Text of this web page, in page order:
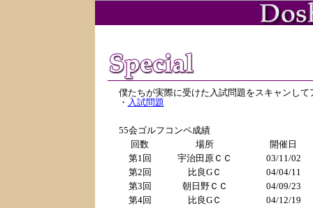
僕たちが実際に受けた入試問題をスキャンし
・ 入試問題
55会ゴルフコンペ成績
回数
場所
開催日
第1回
宇治田原ＣＣ
03/11/02
第2回
比良GＣ
04/04/11
第3回
朝日野ＣＣ
04/09/23
第4回
比良GＣ
04/12/19